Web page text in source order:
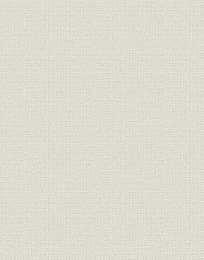
昭和48~55年度の学校建設数
昭和48年
年度(1980
昭和48~55年度の下水道受注件
数
昭和48年
年度(1980
昭和48~55年度の造成工事数
昭和48年
年度(1980
昭和56-61年度の業績の推移
昭和56年
年度(1986
昭和62-平成3年度の業績の推移
昭和62年
度(1991年
本支店の沿革